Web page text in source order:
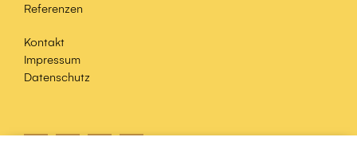
Referenzen
Kontakt
Impressum
Datenschutz